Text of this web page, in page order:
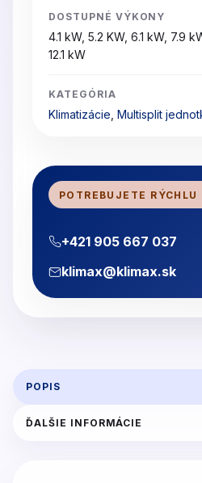
DOSTUPNÉ VÝKONY
4.1 kW, 5.2 KW, 6.1 kW, 7.9
12.1 kW
KATEGÓRIA
Klimatizácie Multisplit
POTREBUJETE
+421 905 667 037
klimax@klimax.sk
POPIS
ĎALŠIE INFORMÁCIE